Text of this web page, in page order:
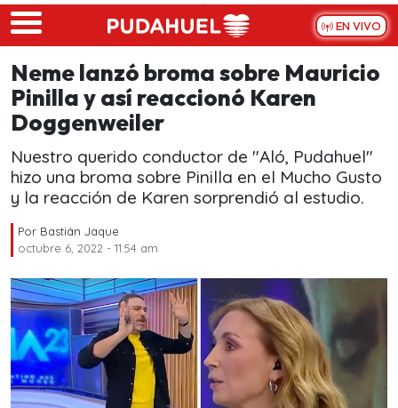
Skip to main content
EN VIVO
Neme lanzó broma sobre Mauricio
Pinilla y así reaccionó Karen
Doggenweiler
Nuestro querido conductor de "Aló, Pudahuel"
hizo una broma sobre Pinilla en el Mucho Gusto
y la reacción de Karen sorprendió al estudio.
Por Bastián Jaque
octubre 6, 2022 - 11:54 am